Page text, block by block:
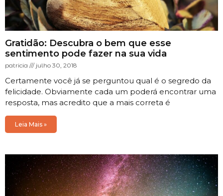
Gratidão: Descubra o bem que esse
sentimento pode fazer na sua vida
patricia julho 30, 2018
Certamente você já se perguntou qual é o segredo da
felicidade. Obviamente cada um poderá encontrar uma
resposta, mas acredito que a mais correta é
Leia Mais »